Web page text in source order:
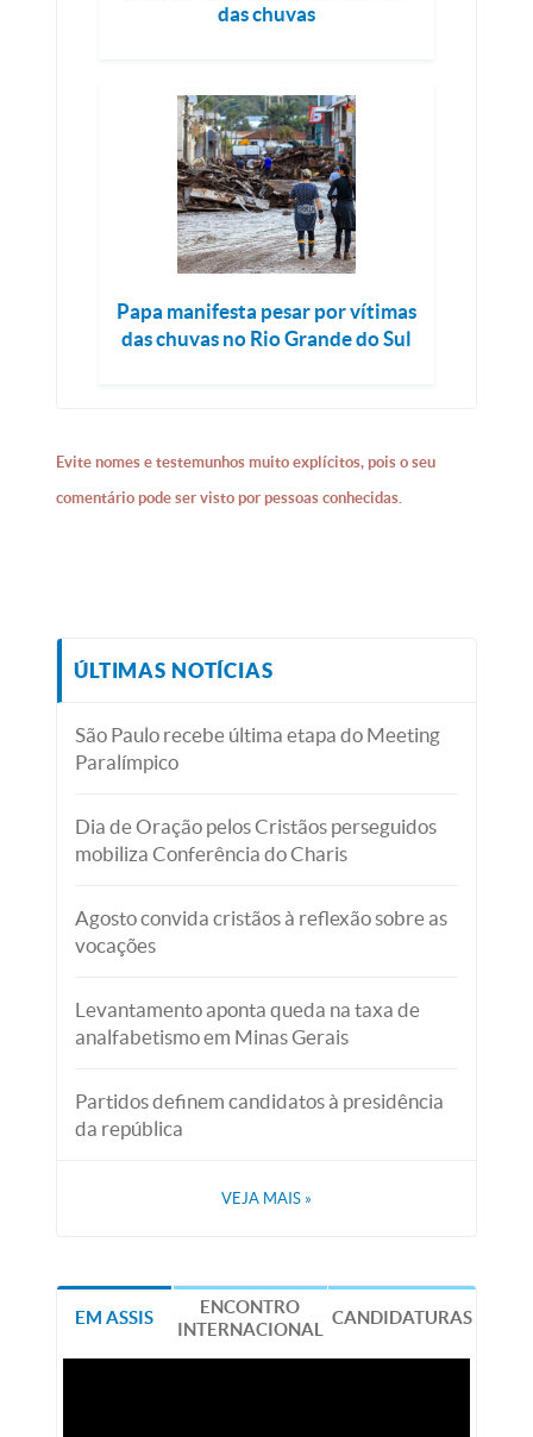
das chuvas
Papa manifesta pesar por vítimas
das chuvas no Rio Grande do Sul
Evite nomes e testemunhos muito explícitos, pois o seu
comentário pode ser visto por pessoas conhecidas.
ÚLTIMAS NOTÍCIAS
São Paulo recebe última etapa do Meeting
Paralímpico
Dia de Oração pelos Cristãos perseguidos
mobiliza Conferência do Charis
Agosto convida cristãos à reflexão sobre as
vocações
Levantamento aponta queda na taxa de
analfabetismo em Minas Gerais
Partidos definem candidatos à presidência
da república
VEJA MAIS »
EM ASSIS
ENCONTRO
INTERNACIONAL
CANDIDATURAS